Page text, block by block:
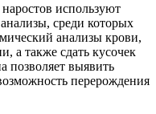
используют
среди которых
анализы крови,
а также сдать кусочек
позволяет выявить
перерождения